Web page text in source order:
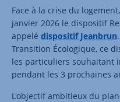
Face à la crise du
janvier 2026 le dispositif
appelé dispositif Jeanbrun
Transition Écologique, ce
les particuliers souhaitant
pendant les 3 prochaines
L'objectif ambitieux du